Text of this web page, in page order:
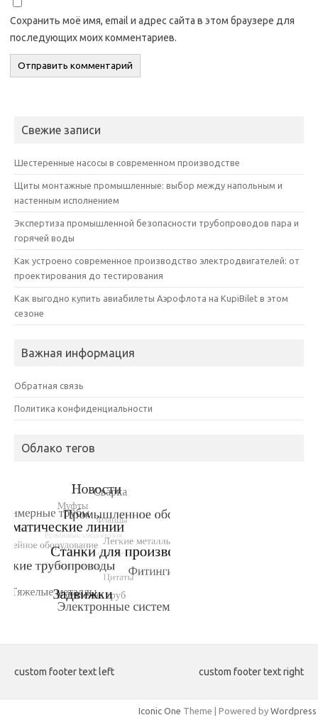
Сохранить моё имя, email и адрес сайта в этом браузере для
последующих моих комментариев.
Свежие записи
Шестеренные насосы в современном производстве
Щиты монтажные промышленные: выбор между напольным и
настенным исполнением
Экспертиза промышленной безопасности трубопроводов пара и
горячей воды
Как устроено современное производство электродвигателей: от
проектирования до тестирования
Как выгодно купить авиабилеты Аэрофлота на KupiBilet в этом
сезоне
Важная информация
Обратная связь
Политика конфиденциальности
Облако тегов
custom footer text left custom footer text right
Iconic One Theme | Powered by Wordpress